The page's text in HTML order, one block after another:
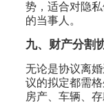
势，适合对隐
的当事人。
九、财产分割
无论是协议离
议的拟定都需
房产、车辆、